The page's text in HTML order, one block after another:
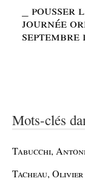
_pousser
journée
Mots-clés
Tabucchi,
Tacheau, Olivier